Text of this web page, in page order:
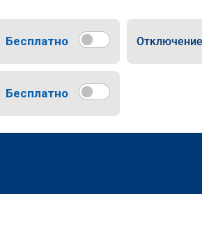
Бесплатно
Бесплатно